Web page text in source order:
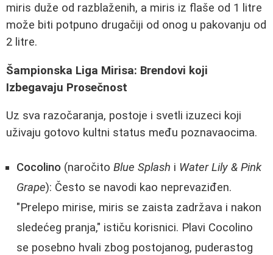
miris duže od razblaženih, a miris iz flaše od 1 litre
može biti potpuno drugačiji od onog u pakovanju od
2 litre.
Šampionska Liga Mirisa: Brendovi koji
Izbegavaju Prosečnost
Uz sva razočaranja, postoje i svetli izuzeci koji
uživaju gotovo kultni status među poznavaocima.
Cocolino (naročito Blue Splash i Water Lily & Pink
Grape): Često se navodi kao neprevaziđen.
"Prelepo mirise, miris se zaista zadržava i nakon
sledećeg pranja," ističu korisnici. Plavi Cocolino
se posebno hvali zbog postojanog, puderastog